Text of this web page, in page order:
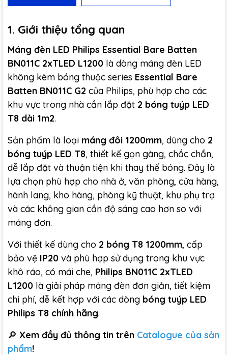
1. Giới thiệu tổng quan
Máng đèn LED Philips Essential Bare Batten
BN011C 2xTLED L1200 là dòng máng đèn LED
không kèm bóng thuộc series Essential Bare
Batten BN011C G2 của Philips, phù hợp cho các
khu vực trong nhà cần lắp đặt 2 bóng tuýp LED
T8 dài 1m2.
Sản phẩm là loại máng đôi 1200mm, dùng cho 2
bóng tuýp LED T8, thiết kế gọn gàng, chắc chắn,
dễ lắp đặt và thuận tiện khi thay thế bóng. Đây là
lựa chọn phù hợp cho nhà ở, văn phòng, cửa hàng,
hành lang, kho hàng, phòng kỹ thuật, khu phụ trợ
và các không gian cần độ sáng cao hơn so với
máng đơn.
Với thiết kế dùng cho 2 bóng T8 1200mm, cấp
bảo vệ IP20 và phù hợp sử dụng trong khu vực
khô ráo, có mái che, Philips BN011C 2xTLED
L1200 là giải pháp máng đèn đơn giản, tiết kiệm
chi phí, dễ kết hợp với các dòng bóng tuýp LED
Philips T8 chính hãng.
🔎 Xem đầy đủ thông tin trên Catalogue của sản
phẩm!